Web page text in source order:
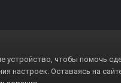
устройство, чтобы помочь
настроек. Оставаясь на